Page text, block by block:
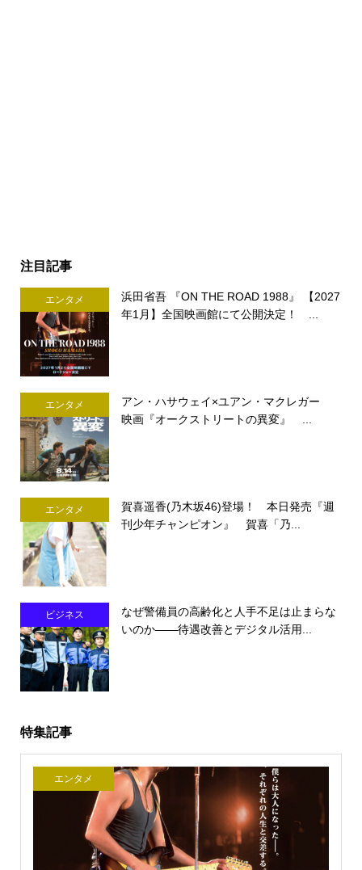
注目記事
エンタメ
浜田省吾 『ON THE ROAD 1988』 【2027
年1月】全国映画館にて公開決定！ ...
エンタメ
アン・ハサウェイ×ユアン・マクレガー
映画『オークストリートの異変』 ...
エンタメ
賀喜遥香(乃木坂46)登場！ 本日発売『週
刊少年チャンピオン』 賀喜「乃...
ビジネス
なぜ警備員の高齢化と人手不足は止まらな
いのか――待遇改善とデジタル活用...
特集記事
エンタメ